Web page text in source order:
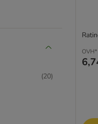
(20)
OVH*